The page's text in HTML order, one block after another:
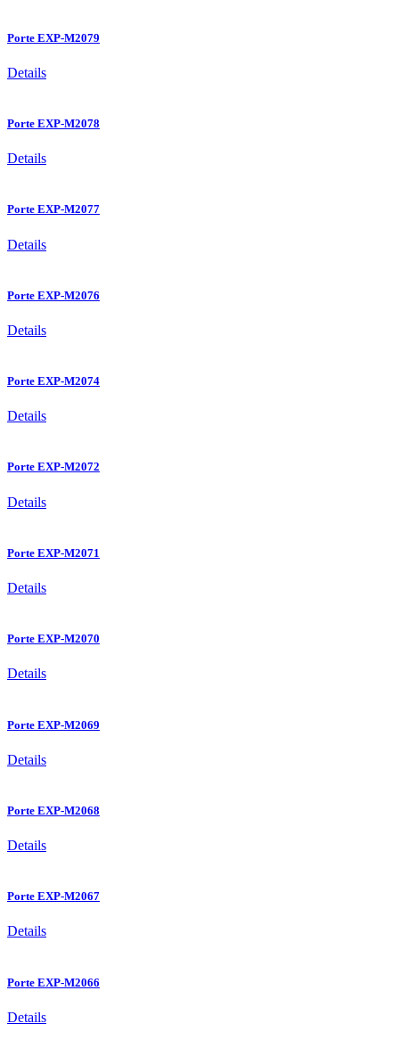
Porte EXP-M2079
Details
Porte EXP-M2078
Details
Porte EXP-M2077
Details
Porte EXP-M2076
Details
Porte EXP-M2074
Details
Porte EXP-M2072
Details
Porte EXP-M2071
Details
Porte EXP-M2070
Details
Porte EXP-M2069
Details
Porte EXP-M2068
Details
Porte EXP-M2067
Details
Porte EXP-M2066
Details